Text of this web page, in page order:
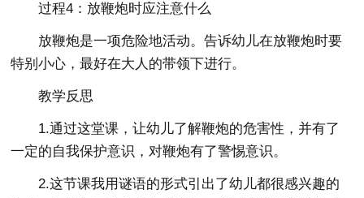
过程4：放鞭炮时应注意什么
放鞭炮是一项危险地活动。告诉幼儿在放鞭炮时要
特别小心，最好在大人的带领下进行。
教学反思
1.通过这堂课，让幼儿了解鞭炮的危害性，并有了
一定的自我保护意识，对鞭炮有了警惕意识。
2.这节课我用谜语的形式引出了幼儿都很感兴趣的